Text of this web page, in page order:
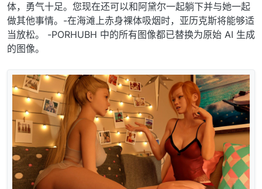
体，勇气十足。您现在还可以和阿黛尔一起躺下并与她一起
做其他事情。-在海滩上赤身裸体吸烟时，亚历克斯将能够适
当放松。 -PORHUBH 中的所有图像都已替换为原始 AI 生成
的图像。